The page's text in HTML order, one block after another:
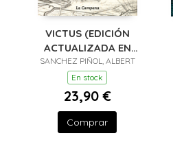
VICTUS (EDICIÓN
ACTUALIZADA EN
CASTELLANO)
SANCHEZ PIÑOL, ALBERT
En stock
23,90 €
Comprar